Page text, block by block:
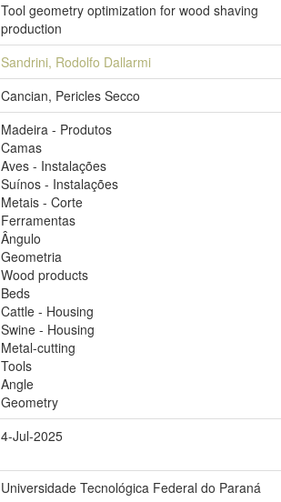
Tool geometry optimization for wood shaving
production
Sandrini, Rodolfo Dallarmi
Cancian, Pericles Secco
Madeira - Produtos
Camas
Aves - Instalações
Suínos - Instalações
Metais - Corte
Ferramentas
Ângulo
Geometria
Wood products
Beds
Cattle - Housing
Swine - Housing
Metal-cutting
Tools
Angle
Geometry
4-Jul-2025
Universidade Tecnológica Federal do Paraná